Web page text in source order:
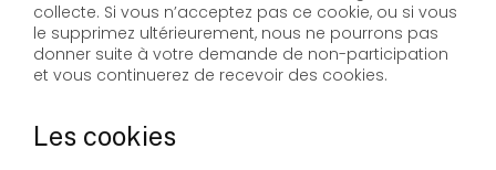
collecte. Si vous n’acceptez pas ce cookie, ou si vous
le supprimez ultérieurement, nous ne pourrons pas
donner suite à votre demande de non-participation
et vous continuerez de recevoir des cookies.
Les cookies